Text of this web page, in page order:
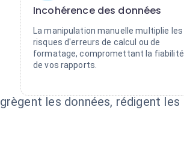
Incohérence des données
La manipulation manuelle multiplie les
risques d'erreurs de calcul ou de
formatage, compromettant la fiabilité
de vos rapports.
les données, rédigent les